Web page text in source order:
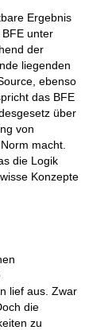
Ergebnis
unter
der
liegenden
ebenso
das BFE
über
von
macht.
die Logik
Konzepte
lief aus. Zwar
die
zu